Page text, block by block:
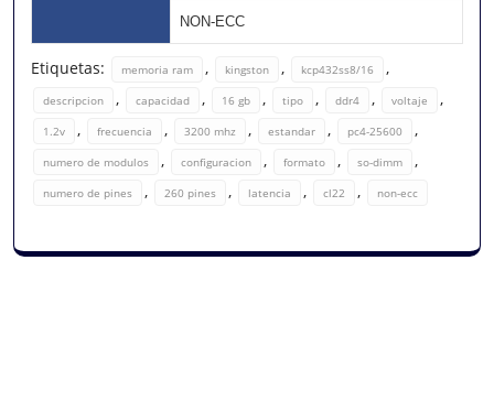
NON-ECC
Etiquetas: memoria ram , kingston , kcp432ss8/16 ,
descripcion , capacidad , 16 gb , tipo , ddr4 , voltaje ,
1.2v , frecuencia , 3200 mhz , estandar , pc4-25600 ,
numero de modulos , configuracion , formato , so-dimm ,
numero de pines , 260 pines , latencia , cl22 , non-ecc